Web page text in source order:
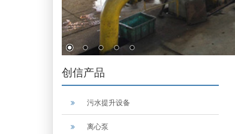
创信产品
污水提升设备
离心泵